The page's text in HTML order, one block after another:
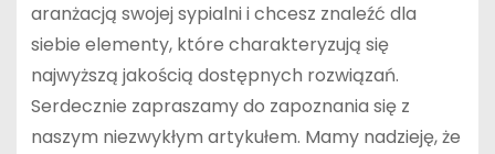
aranżacją swojej sypialni i chcesz znaleźć dla
siebie elementy, które charakteryzują się
najwyższą jakością dostępnych rozwiązań.
Serdecznie zapraszamy do zapoznania się z
naszym niezwykłym artykułem. Mamy nadzieję, że